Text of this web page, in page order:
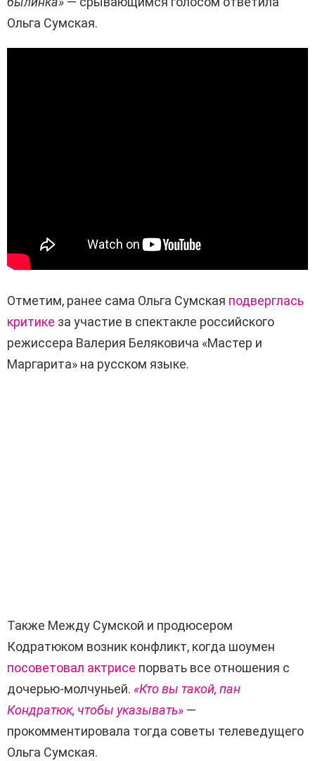
Ольга Сумская.
Отметим, ранее сама Ольга Сумская подверглась
критике за участие в спектакле российского
режиссера Валерия Беляковича «Мастер и
Маргарита» на русском языке.
Также Между Сумской и продюсером
Кодратюком возник конфликт, когда шоумен
посоветовал актрисе порвать все отношения с
дочерью-молчуньей. «Кто вы такой, пан
Кондратюк, чтобы указывать» —
прокомментировала тогда советы телеведущего
Ольга Сумская.